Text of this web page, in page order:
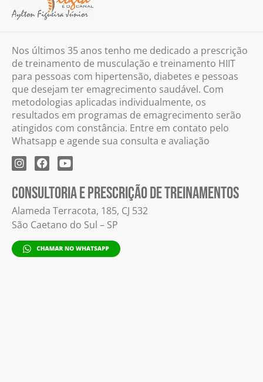
Nos últimos 35 anos tenho me dedicado a prescrição
de treinamento de musculação e treinamento HIIT
para pessoas com hipertensão, diabetes e pessoas
que desejam ter emagrecimento saudável. Com
metodologias aplicadas individualmente, os
resultados em programas de emagrecimento serão
atingidos com constância. Entre em contato pelo
Whatsapp e agende sua consulta e avaliação
CONSULTORIA E PRESCRIÇÃO DE TREINAMENTOS
Alameda Terracota, 185, CJ 532
São Caetano do Sul – SP